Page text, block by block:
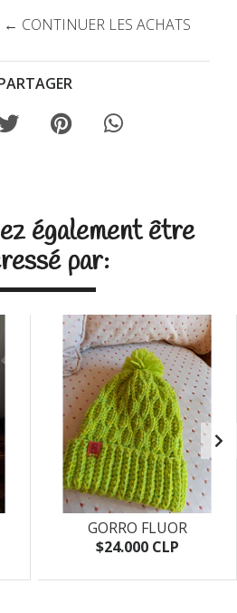
← CONTINUER LES ACHATS
également être
par:
GORRO FLUOR
$24.000 CLP